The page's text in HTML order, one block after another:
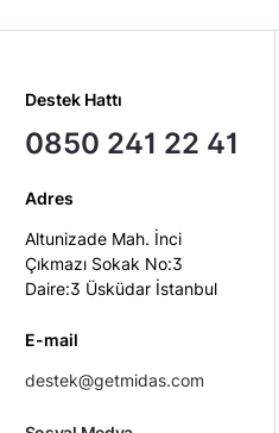
Destek Hattı
0850 241 22 41
Adres
Altunizade Mah. İnci
Çıkmazı Sokak No:3
Daire:3 Üsküdar İstanbul
E-mail
destek@getmidas.com